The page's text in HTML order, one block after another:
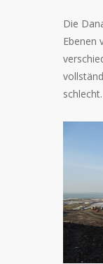
Die
Ebenen
schlecht.